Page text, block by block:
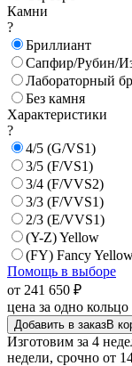
Камни
?
Бриллиант
Сапфир/Рубин/
Лабораторный
Без камня
Характеристики
?
4/5 (G/VS1)
3/5 (F/VS1)
3/4 (F/VVS2)
3/3 (F/VVS1)
2/3 (E/VVS1)
(Y-Z) Yellow
(FY) Fancy
Помощь в выборе
от 241 650 ₽
цена за одно
Добавить в заказВ
Изготовим за 4
недели, срочно от